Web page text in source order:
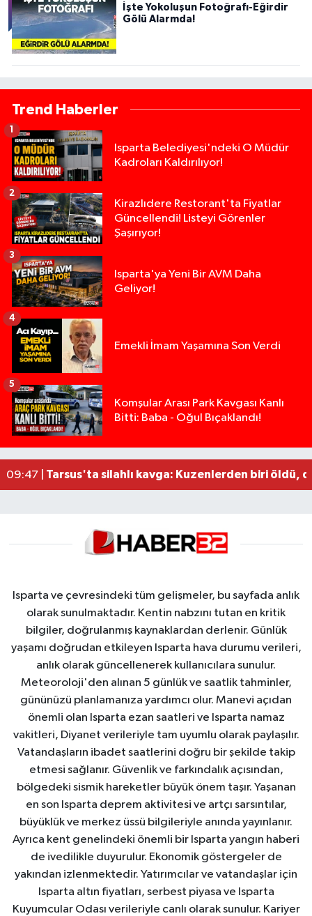
İşte Yokoluşun Fotoğrafı-Eğirdir
Gölü Alarmda!
Trend Haberler
Isparta Belediyesi'ndeki O Müdür
Kadroları Kaldırılıyor!
1
Kirazlıdere Restorant'ta Fiyatlar
Güncellendi! Listeyi Görenler
Şaşırıyor!
2
Isparta'ya Yeni Bir AVM Daha
Geliyor!
3
Emekli İmam Yaşamına Son Verdi
4
Komşular Arası Park Kavgası Kanlı
Bitti: Baba - Oğul Bıçaklandı!
5
02:19 |14 ve 16 Yaşlarındaki Kız Kardeşlerden Haber
17:30 |Demirkapı Tüneli'nde feci kaza: Yaşlı çift
15:00 |Takla atan otomobil palmiye ağacına çarptı: 1
09:47 | Tarsus'ta silahlı kavga: Kuzenlerden biri öldü,
Isparta ve çevresindeki tüm gelişmeler, bu sayfada anlık
olarak sunulmaktadır. Kentin nabzını tutan en kritik
bilgiler, doğrulanmış kaynaklardan derlenir. Günlük
yaşamı doğrudan etkileyen Isparta hava durumu verileri,
anlık olarak güncellenerek kullanıcılara sunulur.
Meteoroloji'den alınan 5 günlük ve saatlik tahminler,
gününüzü planlamanıza yardımcı olur. Manevi açıdan
önemli olan Isparta ezan saatleri ve Isparta namaz
vakitleri, Diyanet verileriyle tam uyumlu olarak paylaşılır.
Vatandaşların ibadet saatlerini doğru bir şekilde takip
etmesi sağlanır. Güvenlik ve farkındalık açısından,
bölgedeki sismik hareketler büyük önem taşır. Yaşanan
en son Isparta deprem aktivitesi ve artçı sarsıntılar,
büyüklük ve merkez üssü bilgileriyle anında yayınlanır.
Ayrıca kent genelindeki önemli bir Isparta yangın haberi
de ivedilikle duyurulur. Ekonomik göstergeler de
yakından izlenmektedir. Yatırımcılar ve vatandaşlar için
Isparta altın fiyatları, serbest piyasa ve Isparta
Kuyumcular Odası verileriyle canlı olarak sunulur. Kariyer